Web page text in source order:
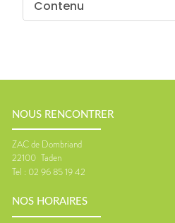
Contenu
NOUS RENCONTRER
ZAC de Dombriand
22100 Taden
Tel : 02 96 85 19 42
NOS HORAIRES